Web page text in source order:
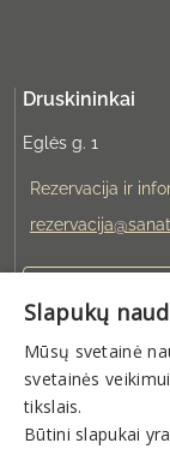
Druskininkai
Eglės g. 1
Rezervacija ir
Galite
I-V 8:00-19:00
Slapukų
Mūsų svetainė
svetainės
tikslais.
Būtini slapukai